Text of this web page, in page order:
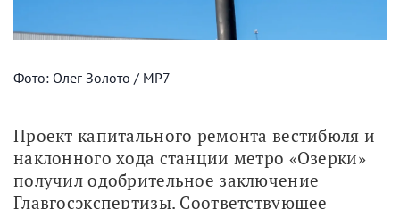
Фото: Олег Золото / МР7
Проект капитального ремонта вестибюля и
наклонного хода станции метро «Озерки»
получил одобрительное заключение
Главгосэкспертизы. Соответствующее